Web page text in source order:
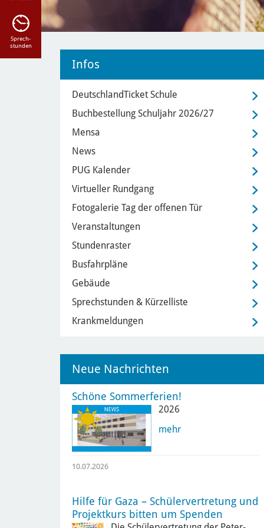
Infos
DeutschlandTicket Schule
Buchbestellung Schuljahr 2026/27
Mensa
News
PUG Kalender
Virtueller Rundgang
Fotogalerie Tag der offenen Tür
Veranstaltungen
Stundenraster
Busfahrpläne
Gebäude
Sprechstunden & Kürzelliste
Krankmeldungen
Neue Nachrichten
Schöne Sommerferien!
2026
mehr
10.07.2026
Hilfe für Gaza – Schülervertretung und
Projektkurs bitten um Spenden
Sprech-
stunden